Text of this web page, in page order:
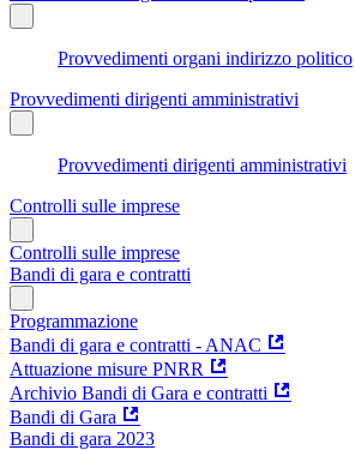
Provvedimenti organi indirizzo politico
Provvedimenti dirigenti amministrativi
Provvedimenti dirigenti amministrativi
Controlli sulle imprese
Controlli sulle imprese
Bandi di gara e contratti
Programmazione
Bandi di gara e contratti - ANAC
Attuazione misure PNRR
Archivio Bandi di Gara e contratti
Bandi di Gara
Bandi di gara 2023